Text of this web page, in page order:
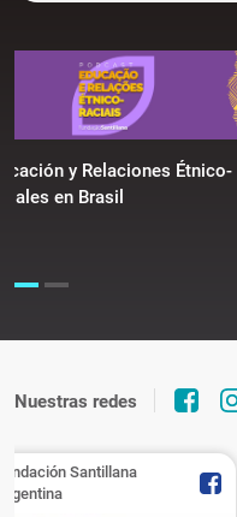
y Relaciones Étnico-
en Brasil
Nuestras redes
Santillana